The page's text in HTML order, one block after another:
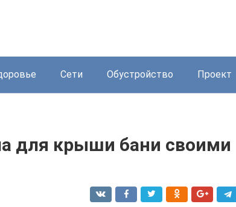
Сети Обустройство Проект
для крыши бани своими